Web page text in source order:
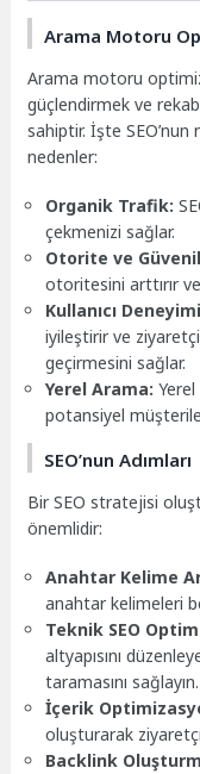
Arama Motoru
Arama motoru
güçlendirmek ve
sahiptir. İşte
nedenler:
Organik Trafik:
çekmenizi sağlar.
Otorite ve
otoritesini arttırır
Kullanıcı
iyileştirir ve
geçirmesini sağlar.
Yerel Arama:
potansiyel
SEO’nun Adımları
Bir SEO stratejisi
önemlidir:
Anahtar Kelime
anahtar kelimeleri
Teknik SEO
altyapısını
taramasını sağlayın.
İçerik
oluşturarak
Backlink